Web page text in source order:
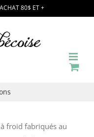
80$ ET +
froid fabriqués au